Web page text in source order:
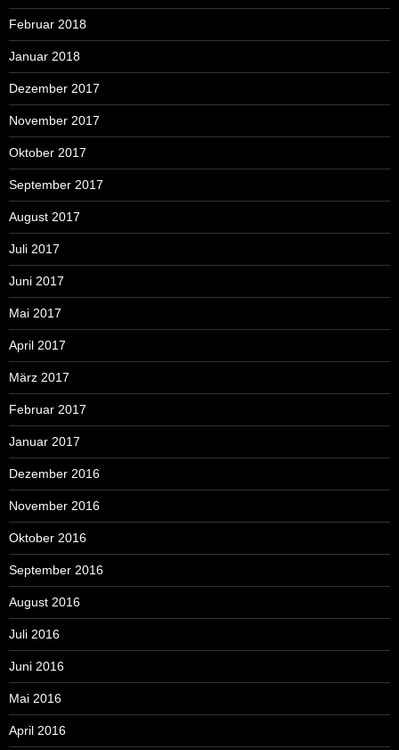
Februar 2018
Januar 2018
Dezember 2017
November 2017
Oktober 2017
September 2017
August 2017
Juli 2017
Juni 2017
Mai 2017
April 2017
März 2017
Februar 2017
Januar 2017
Dezember 2016
November 2016
Oktober 2016
September 2016
August 2016
Juli 2016
Juni 2016
Mai 2016
April 2016